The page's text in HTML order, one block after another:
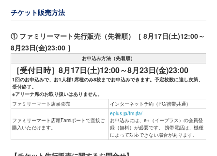
チケット販売方法
① ファミリーマート先行販売（先着順）［ 8月17日(土)12:00～
8月23日(金)23:00 ］
お申込み方法（先着順）
［受付日時］8月17日(土)12:00～8月23日(金)23:00
1回のお申込みで、お1人様1席種のみ8枚までお申込みできます。予定枚数に達し次第、
受付終了。
※アリーナ席のお取り扱いはありません。
ファミリーマート店頭発売
インターネット予約（PC/携帯共通）
ファミリーマート店頭Famiポートで直接ご
購入いただけます。
eplus.jp/fm-jfa/
お申込みには、e+（イープラス）の会員登
録（無料）が必要です。 携帯電話は、機種
によって対応できない場合があります。